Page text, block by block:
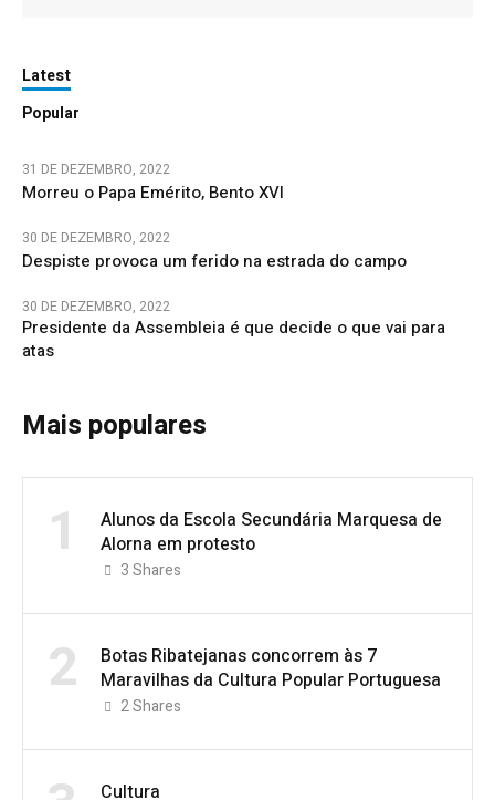
Latest
Popular
31 DE DEZEMBRO, 2022
Morreu o Papa Emérito, Bento XVI
30 DE DEZEMBRO, 2022
Despiste provoca um ferido na estrada do campo
30 DE DEZEMBRO, 2022
Presidente da Assembleia é que decide o que vai para
atas
Mais populares
1
Alunos da Escola Secundária Marquesa de
Alorna em protesto
3Shares
2
Botas Ribatejanas concorrem às 7
Maravilhas da Cultura Popular Portuguesa
2Shares
Cultura